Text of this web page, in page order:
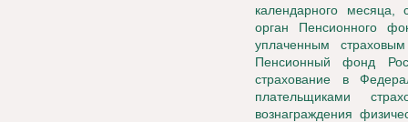
календарного
орган Пенсионного
уплаченным
Пенсионный фонд
страхование в
плательщиками
вознаграждения